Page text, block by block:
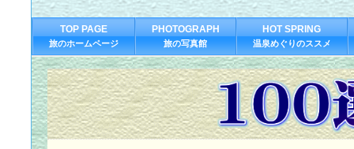
TOP PAGE
旅のホームページ
PHOTOGRAPH
旅の写真館
HOT SPRING
温泉めぐりのススメ